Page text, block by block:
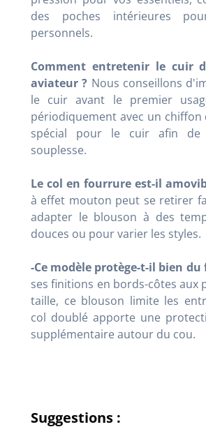
des poches intérieures
personnels.
Comment entretenir le cuir
aviateur ? Nous conseillons
le cuir avant le premier
périodiquement avec un
spécial pour le cuir afin de
souplesse.
Le col en fourrure est-il
à effet mouton peut se retirer
adapter le blouson à des
douces ou pour varier les styles.
-Ce modèle protège-t-il bien du
ses finitions en bords-côtes aux
taille, ce blouson limite les
col doublé apporte une
supplémentaire autour du cou.
Suggestions :